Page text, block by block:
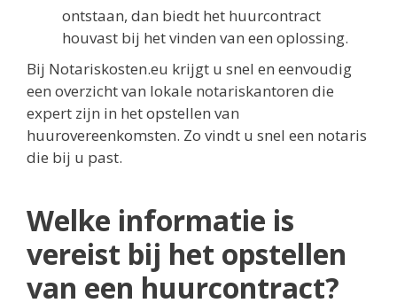
ontstaan, dan biedt het huurcontract
houvast bij het vinden van een oplossing.
Bij Notariskosten.eu krijgt u snel en eenvoudig
een overzicht van lokale notariskantoren die
expert zijn in het opstellen van
huurovereenkomsten. Zo vindt u snel een notaris
die bij u past.
Welke informatie is
vereist bij het opstellen
van een huurcontract?